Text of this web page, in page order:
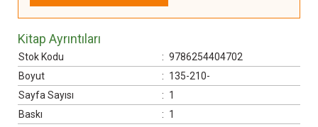
Kitap Ayrıntıları
Stok Kodu : 9786254404702
Boyut
: 135-210-
Sayfa Sayısı
: 1
Baskı
: 1